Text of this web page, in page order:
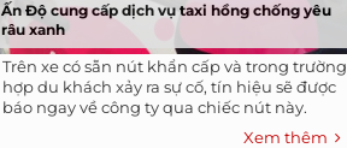
Ấn Độ cung cấp dịch vụ taxi hồng chống yêu
râu xanh
Trên xe có sẵn nút khẩn cấp và trong trường
hợp du khách xảy ra sự cố, tín hiệu sẽ được
báo ngay về công ty qua chiếc nút này.
Xem thêm